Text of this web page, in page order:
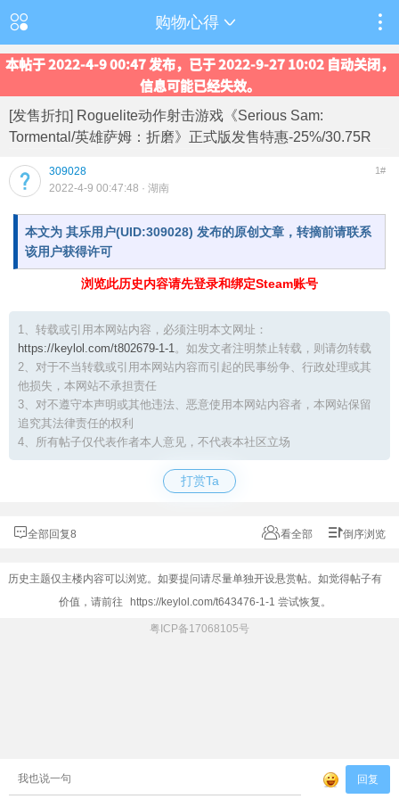
购物心得
本帖于 2022-4-9 00:47 发布，已于 2022-9-27 10:02 自动关闭，
信息可能已经失效。
[发售折扣] Roguelite动作射击游戏《Serious Sam:
Tormental/英雄萨姆：折磨》正式版发售特惠-25%/30.75R
309028 1#
2022-4-9 00:47:48 · 湖南
本文为 其乐用户(UID:309028) 发布的原创文章，转摘前请联系
该用户获得许可
浏览此历史内容请先登录和绑定Steam账号
1、转载或引用本网站内容，必须注明本文网址：
https://keylol.com/t802679-1-1。如发文者注明禁止转载，则请勿转载
2、对于不当转载或引用本网站内容而引起的民事纷争、行政处理或其
他损失，本网站不承担责任
3、对不遵守本声明或其他违法、恶意使用本网站内容者，本网站保留
追究其法律责任的权利
4、所有帖子仅代表作者本人意见，不代表本社区立场
打赏Ta
全部回复8 看全部 倒序浏览
历史主题仅主楼内容可以浏览。如要提问请尽量单独开设悬赏帖。如觉得帖子有
价值，请前往
https://keylol.com/t643476-1-1 尝试恢复。
粤ICP备17068105号